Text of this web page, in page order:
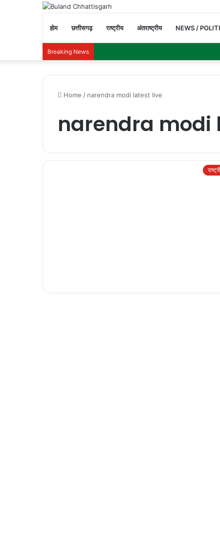
होम छत्तीसगढ़ राष्ट्रीय अंतराष्ट्रीय NEWS /
Breaking News
Home / narendra modi latest live
narendra modi